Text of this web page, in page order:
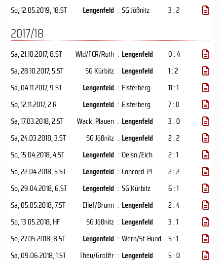
So, 12.05.2019, 18.ST Lengenfeld : SG Jößnitz 3 : 2
2017/18
Sa, 21.10.2017, 8.ST Wld/FCR/Roth : Lengenfeld
0 : 4
Sa, 28.10.2017, 5.ST SG Kürbitz : Lengenfeld
1 : 2
Sa, 04.11.2017, 9.ST Lengenfeld : Elsterberg
11 : 1
So, 12.11.2017, 2.R Lengenfeld : Elsterberg
7 : 0
Sa, 17.03.2018, 2.ST Wack. Plauen : Lengenfeld
3 : 0
Sa, 24.03.2018, 3.ST SG Jößnitz : Lengenfeld
2 : 2
So, 15.04.2018, 4.ST Lengenfeld : Oelsn./Eich.
2 : 1
So, 22.04.2018, 5.ST Lengenfeld : Concord. Pl.
2 : 2
So, 29.04.2018, 6.ST Lengenfeld : SG Kürbitz
6 : 1
Sa, 05.05.2018, 7.ST Ellef/​Brunn : Lengenfeld
2 : 4
So, 13.05.2018, HF SG Jößnitz : Lengenfeld
3 : 1
So, 27.05.2018, 8.ST Lengenfeld : Wern/St-Hund 5 : 1
Sa, 09.06.2018, 1.ST Theu/​Großfr : Lengenfeld
5 : 0